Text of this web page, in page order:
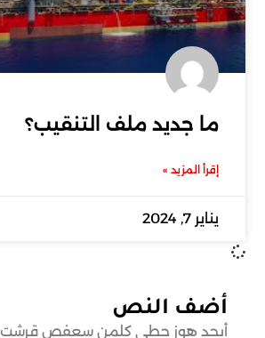
ما جديد ملف التنقيب؟
إقرأ المزيد »
يناير 7, 2024
أضف النص
أبجد هوز حطي كلمن سعفص قرشت